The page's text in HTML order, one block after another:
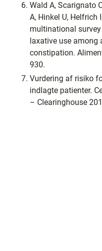
Wald A, Scarignato
A, Hinkel U, Helfrich
multinational
laxative use among
constipation.
930.
Vurdering af risiko
indlagte patienter.
– Clearinghouse